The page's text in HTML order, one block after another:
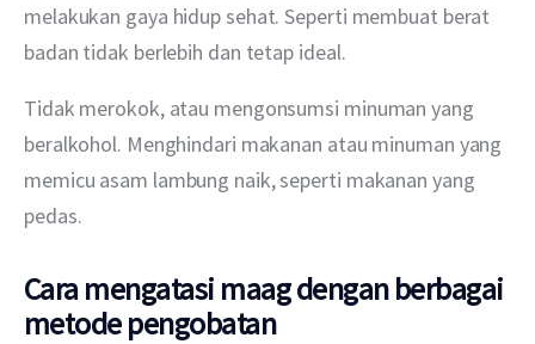
melakukan gaya hidup sehat. Seperti membuat berat
badan tidak berlebih dan tetap ideal.
Tidak merokok, atau mengonsumsi minuman yang
beralkohol. Menghindari makanan atau minuman yang
memicu asam lambung naik, seperti makanan yang
pedas.
Cara mengatasi maag dengan berbagai
metode pengobatan